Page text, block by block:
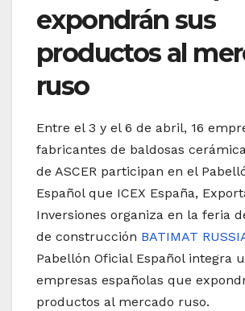
expondrán sus
productos al
ruso
Entre el 3 y el 6 de abril, 16
fabricantes de baldosas
de ASCER participan en el
Español que ICEX España,
Inversiones organiza en la feria
de construcción BATIMAT
Pabellón Oficial Español integra
empresas españolas que
productos al mercado ruso.